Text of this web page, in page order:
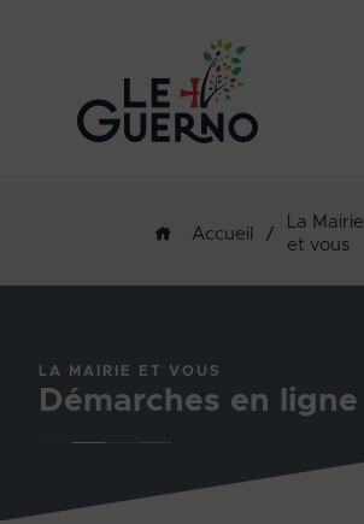
Accueil /
La Mairie
et vous
LA MAIRIE ET VOUS
Démarches en ligne